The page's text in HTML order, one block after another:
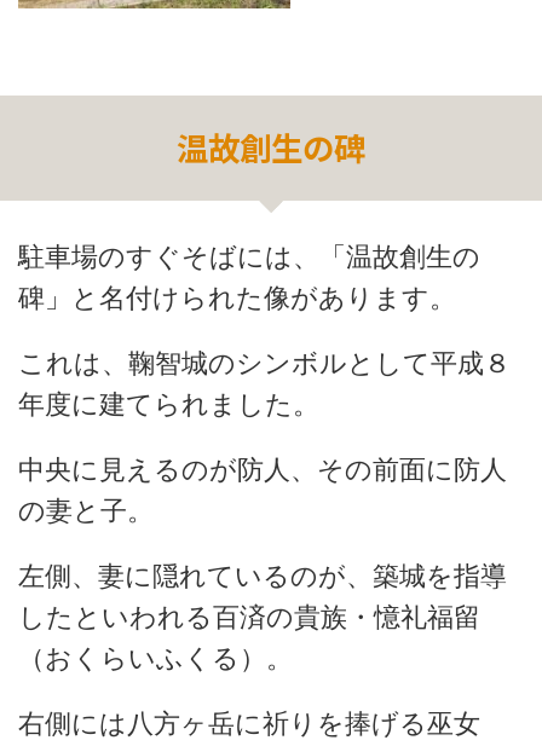
温故創生の碑
駐車場のすぐそばには、「温故創生の
碑」と名付けられた像があります。
これは、鞠智城のシンボルとして平成８
年度に建てられました。
中央に見えるのが防人、その前面に防人
の妻と子。
左側、妻に隠れているのが、築城を指導
したといわれる百済の貴族・憶礼福留
（おくらいふくる）。
右側には八方ヶ岳に祈りを捧げる巫女